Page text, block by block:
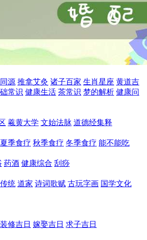
源 推拿艾灸 诸子百家 生肖星座 黄道吉
常识 健康生活 茶常识 梦的解析 健康问
羲黄大学 文始法脉 道德经集释
夏季食疗 秋季食疗 冬季食疗 能不能吃
药酒 健康综合 刮痧
统 道家 诗词歌赋 古玩字画 国学文化
装修吉日 嫁娶吉日 求子吉日